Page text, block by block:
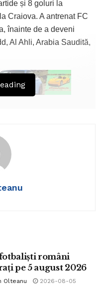
și 8 goluri la
Craiova. A antrenat FC
înainte de a deveni
Al Ahli, Arabia Saudită,
români
pe 5 august 2026
Olteanu 2026-08-05